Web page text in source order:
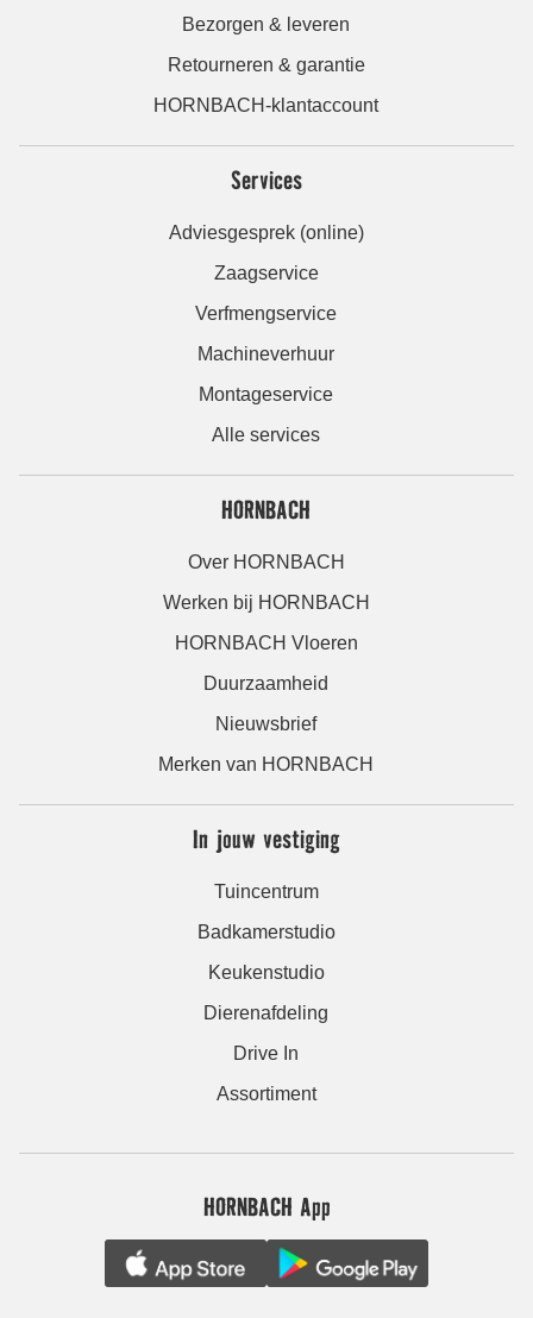
Bezorgen & leveren
Retourneren & garantie
HORNBACH-klantaccount
Services
Adviesgesprek (online)
Zaagservice
Verfmengservice
Machineverhuur
Montageservice
Alle services
HORNBACH
Over HORNBACH
Werken bij HORNBACH
HORNBACH Vloeren
Duurzaamheid
Nieuwsbrief
Merken van HORNBACH
In jouw vestiging
Tuincentrum
Badkamerstudio
Keukenstudio
Dierenafdeling
Drive In
Assortiment
HORNBACH App